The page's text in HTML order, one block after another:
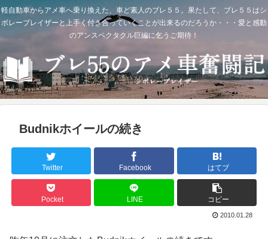
軽自動車からアメ車へ乗り換えた、車ど素人のブレ５５。果たして、ブレ５５はシ
ボレーブレイザーと上手く付き合っていくことが出来るのだろうか・・・愛と感動
のアンスペクタクル巨編に乞うご期待！
Budnikホイールの続き
Twitter Facebook はてブ
Pocket LINE コピー
2010.01.28